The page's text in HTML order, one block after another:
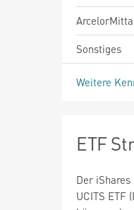
Sonstiges
Weitere
ETF
Der iShares
UCITS ETF